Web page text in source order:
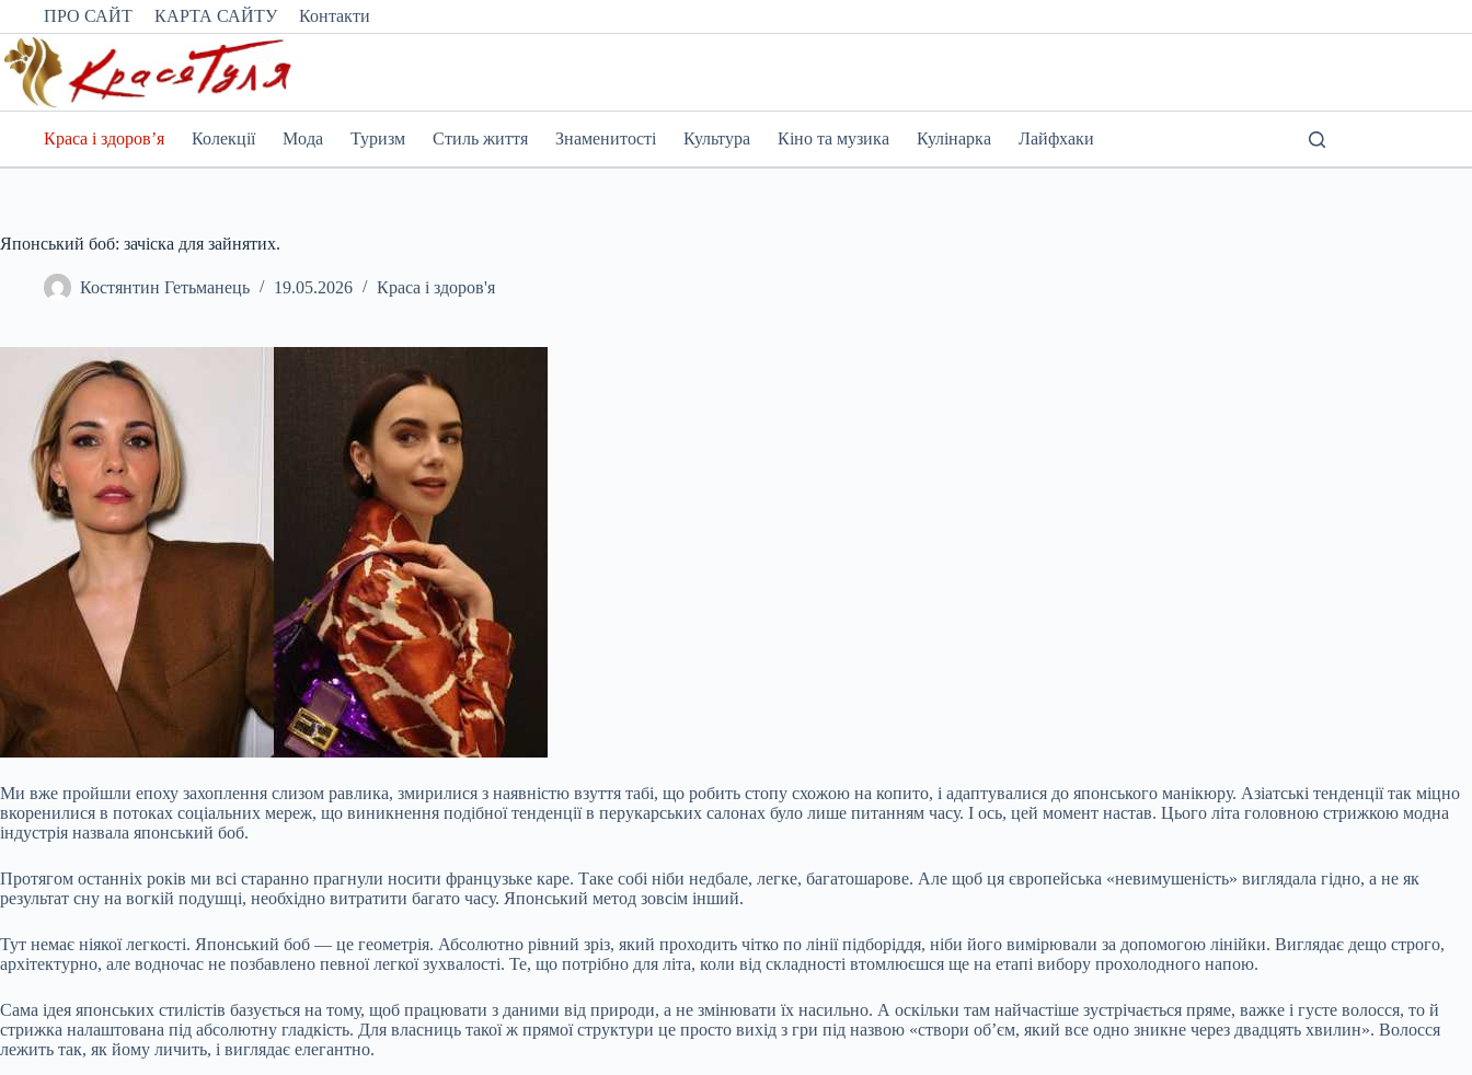
Перейти
вмісту
ПРО САЙТ КАРТА САЙТУ Контакти
Краса і здоров’я Колекції Мода Туризм Стиль життя Знаменитості Культура Кіно та музика Кулінарка Лайфхаки
Японський боб: зачіска для зайнятих.
Костянтин Гетьманець 19.05.2026 Краса і здоров'я
Ми вже пройшли епоху захоплення слизом равлика, змирилися з наявністю взуття табі, що робить стопу схожою на копито, і адаптувалися до японського манікюру. Азіатські тенденції так міцно
вкоренилися в потоках соціальних мереж, що виникнення подібної тенденції в перукарських салонах було лише питанням часу. І ось, цей момент настав. Цього літа головною стрижкою модна
індустрія назвала японський боб.
Протягом останніх років ми всі старанно прагнули носити французьке каре. Таке собі ніби недбале, легке, багатошарове. Але щоб ця європейська «невимушеність» виглядала гідно, а не як
результат сну на вогкій подушці, необхідно витратити багато часу. Японський метод зовсім інший.
Тут немає ніякої легкості. Японський боб — це геометрія. Абсолютно рівний зріз, який проходить чітко по лінії підборіддя, ніби його вимірювали за допомогою лінійки. Виглядає дещо строго,
архітектурно, але водночас не позбавлено певної легкої зухвалості. Те, що потрібно для літа, коли від складності втомлюєшся ще на етапі вибору прохолодного напою.
Сама ідея японських стилістів базується на тому, щоб працювати з даними від природи, а не змінювати їх насильно. А оскільки там найчастіше зустрічається пряме, важке і густе волосся, то й
стрижка налаштована під абсолютну гладкість. Для власниць такої ж прямої структури це просто вихід з гри під назвою «створи об’єм, який все одно зникне через двадцять хвилин». Волосся
лежить так, як йому личить, і виглядає елегантно.